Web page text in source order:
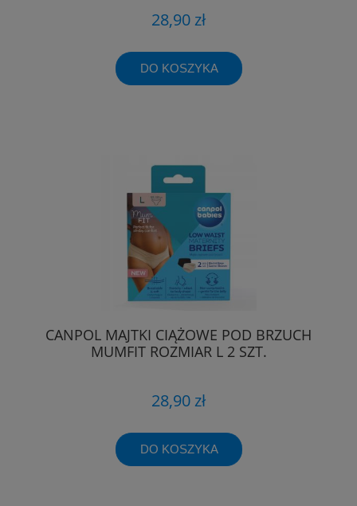
28,90 zł
DO KOSZYKA
CANPOL MAJTKI CIĄŻOWE POD BRZUCH
MUMFIT ROZMIAR L 2 SZT.
28,90 zł
DO KOSZYKA